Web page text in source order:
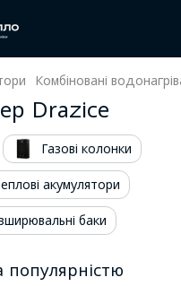
Комбіновані
Drazice
Газові колонки
акумулятори
баки
популярністю